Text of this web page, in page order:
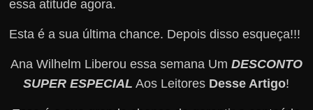
essa atitude agora.
Esta é a sua última chance. Depois disso esqueça!!!
Ana Wilhelm Liberou essa semana Um DESCONTO
SUPER ESPECIAL Aos Leitores Desse Artigo!